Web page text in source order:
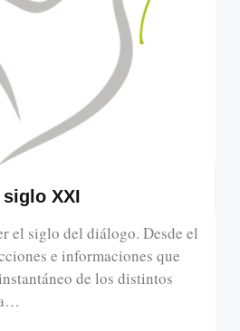
XXI
el siglo del diálogo. Desde el
e informaciones que
de los distintos